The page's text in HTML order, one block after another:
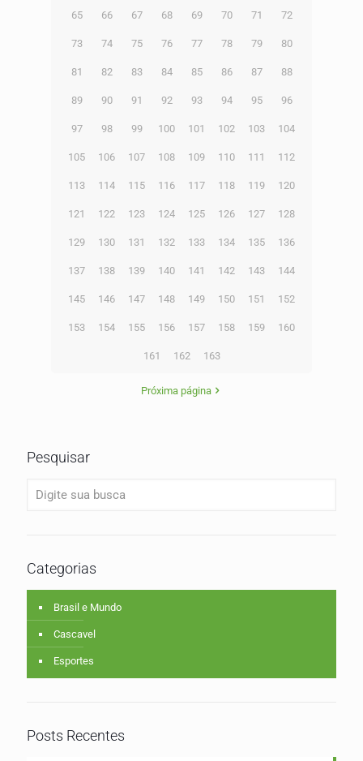
65 66 67 68 69 70 71 72
73 74 75 76 77 78 79 80
81 82 83 84 85 86 87 88
89 90 91 92 93 94 95 96
97 98 99 100 101 102 103 104
105 106 107 108 109 110 111 112
113 114 115 116 117 118 119 120
121 122 123 124 125 126 127 128
129 130 131 132 133 134 135 136
137 138 139 140 141 142 143 144
145 146 147 148 149 150 151 152
153 154 155 156 157 158 159 160
161 162 163
Próxima página
Pesquisar
Categorias
Brasil e Mundo
Cascavel
Esportes
Posts Recentes